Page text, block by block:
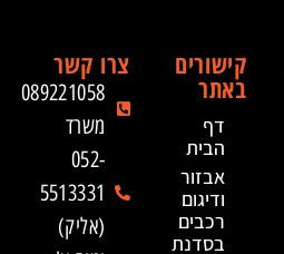
קישורים
באתר
דף
הבית
אבזור
ודיגום
רכבים
בסדנת
צרו קשר
089221058
משרד
052-
5513331
(אליק)